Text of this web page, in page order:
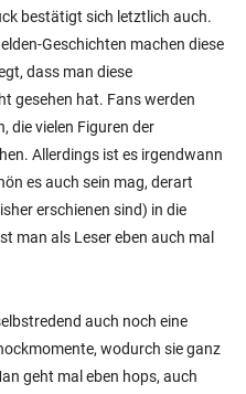
bestätigt sich letztlich auch.
Geschichten machen diese
dass man diese
gesehen hat. Fans werden
die vielen Figuren der
Allerdings ist es irgendwann
es auch sein mag, derart
erschienen sind) in die
man als Leser eben auch mal
auch noch eine
wodurch sie ganz
geht mal eben hops, auch